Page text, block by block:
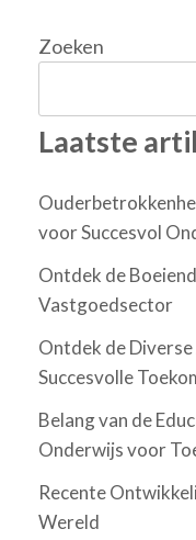
Zoeken
Laatste
voor Succesvol
Ontdek de
Vastgoedsector
Ontdek de
Succesvolle
Belang van de
Onderwijs voor
Recente
Wereld